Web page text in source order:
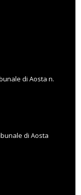
di Aosta n.
di Aosta